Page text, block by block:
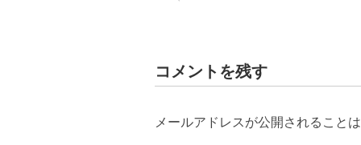
コメントを残す
メールアドレスが公開されること